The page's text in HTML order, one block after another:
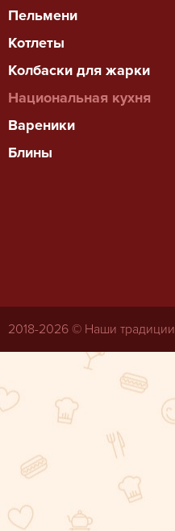
Пельмени
Котлеты
Колбаски для жарки
Национальная кухня
Вареники
Блины
2018-2026 © Наши традиции